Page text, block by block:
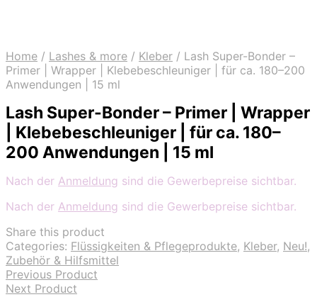
Home / Lashes & more / Kleber / Lash Super-Bonder –
Primer | Wrapper | Klebebeschleuniger | für ca. 180–200
Anwendungen | 15 ml
Lash Super-Bonder – Primer | Wrapper
| Klebebeschleuniger | für ca. 180–
200 Anwendungen | 15 ml
Nach der Anmeldung sind die Gewerbepreise sichtbar.
Nach der Anmeldung sind die Gewerbepreise sichtbar.
Share this product
Categories: Flüssigkeiten & Pflegeprodukte, Kleber, Neu!,
Zubehör & Hilfsmittel
Previous Product
Next Product